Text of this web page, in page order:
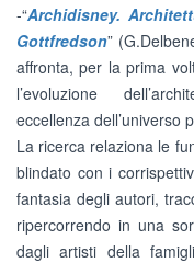
-“Archidisney.
Gottfredson”
affronta, per la prima
l’evoluzione
eccellenza dell’universo
La ricerca relaziona le
blindato con i
fantasia degli autori,
ripercorrendo in una
dagli artisti della